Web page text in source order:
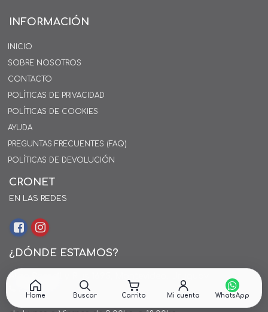
INFORMACIÓN
INICIO
SOBRE NOSOTROS
CONTACTO
POLÍTICAS DE PRIVACIDAD
POLÍTICAS DE COOKIES
AYUDA
PREGUNTAS FRECUENTES (FAQ)
POLÍTICAS DE DEVOLUCIÓN
CRONET
EN LAS REDES
¿DÓNDE ESTAMOS?
Alejo Rossell y Rius 1695, Montevideo, Uruguay
26 242424*
Home Buscar Carrito Mi cuenta